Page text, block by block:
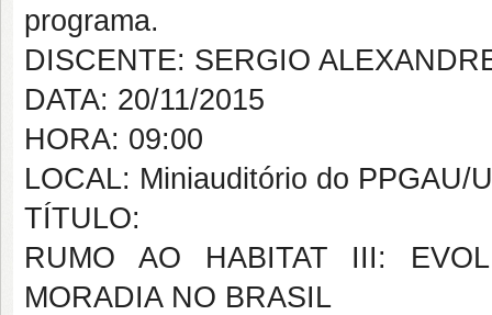
programa.
DISCENTE: SERGIO
DATA: 20/11/2015
HORA: 09:00
LOCAL: Miniauditório do PPGAU/
TÍTULO:
RUMO AO HABITAT III:
MORADIA NO BRASIL